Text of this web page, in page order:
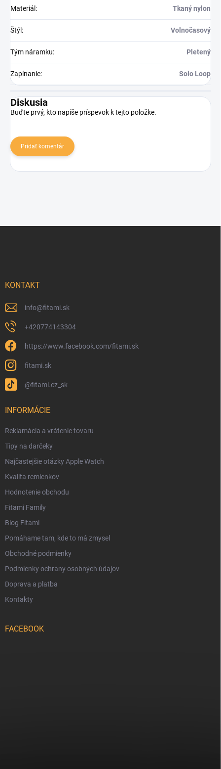
Materiál : Tkaný nylon
Štýl : Volnočasový
Tým náramku: Pletený
Zapínanie: Solo Loop
Diskusia
Buďte prvý, kto napíše príspevok k tejto položke.
Pridať komentár
KONTAKT
info@fitami.sk
+420774143304
https://www.facebook.com/fitami.sk
fitami.sk
@fitami.cz_sk
INFORMÁCIE
Reklamácia a vrátenie tovaru
Tipy na darčeky
Najčastejšie otázky Apple Watch
Kvalita remienkov
Hodnotenie obchodu
Fitami Family
Blog Fitami
Pomáhame tam, kde to má zmysel
Obchodné podmienky
Podmienky ochrany osobných údajov
Doprava a platba
Kontakty
FACEBOOK